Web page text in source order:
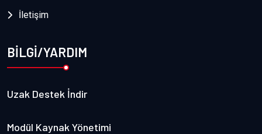
İletişim
BİLGİ/YARDIM
Uzak Destek İndir
Modül Kaynak Yönetimi